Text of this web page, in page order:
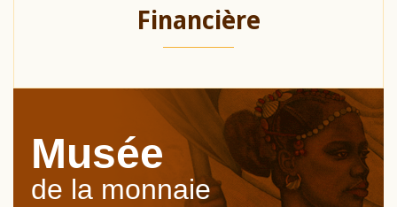
Financière
Musée
de la monnaie